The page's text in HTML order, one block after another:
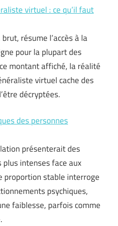
virtuel : ce qu’il faut
résume l’accès à la
pour la plupart des
montant affiché, la réalité
virtuel cache des
décryptées.
des personnes
présenterait des
intenses face aux
proportion stable interroge
psychiques,
faiblesse, parfois comme